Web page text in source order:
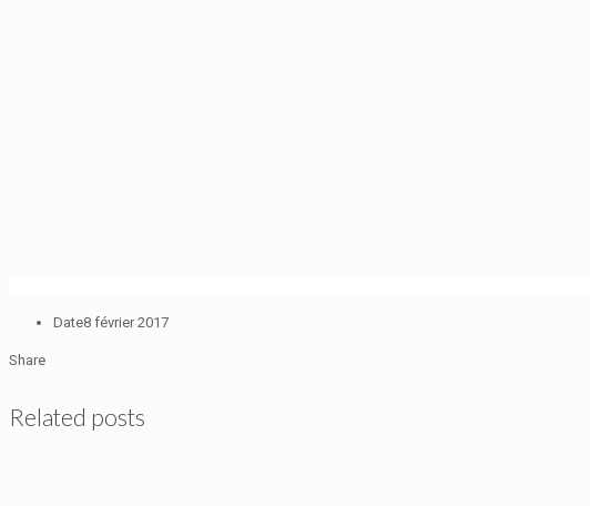
Date8 février 2017
Share
Related posts